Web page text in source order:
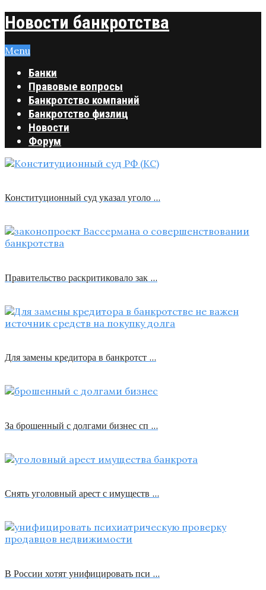
Новости банкротства
Menu
Банки
Правовые вопросы
Банкротство компаний
Банкротство физлиц
Новости
Форум
Конституционный суд указал уголо …
Правительство раскритиковало зак …
Для замены кредитора в банкротст …
За брошенный с долгами бизнес сп …
Снять уголовный арест с имуществ …
В России хотят унифицировать пси …